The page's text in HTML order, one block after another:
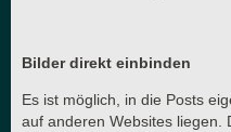
Bilder direkt einbinden
Es ist möglich, in die Posts
auf anderen Websites liegen.